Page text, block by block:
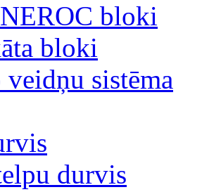
bloki
bloki
sistēma
durvis